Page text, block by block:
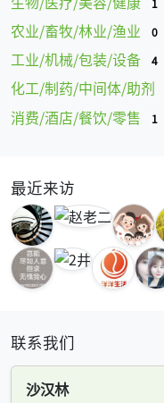
农业/畜牧/林业/渔业 0
工业/机械/包装/设备 4
化工/制药/中间体/助剂
消费/酒店/餐饮/零售 1
最近来访
联系我们
沙汉林